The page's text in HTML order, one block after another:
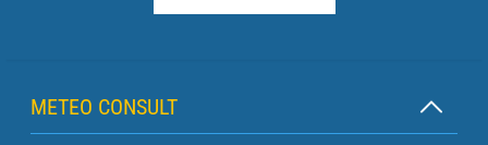
METEO CONSULT